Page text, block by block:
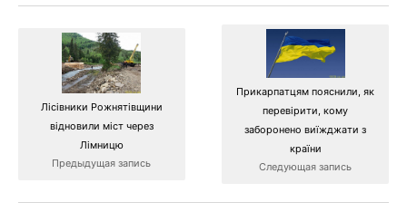
Лісівники Рожнятівщини
відновили міст через
Лімницю
Предыдущая запись
Прикарпатцям пояснили, як
перевірити, кому
заборонено виїжджати з
країни
Следующая запись